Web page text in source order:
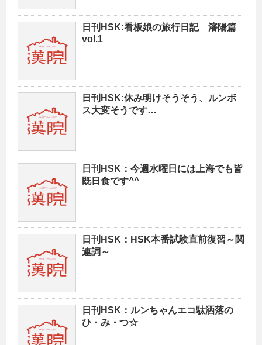
日刊HSK:看板娘の旅行日記 瀋陽篇
vol.1
日刊HSK:休み明けそうそう、ルンボ
ス大変そうです…
日刊HSK：今週水曜日には上海でも皆
既日食です^^
日刊HSK：HSK本番試験直前復習～関
連詞～
日刊HSK：ルンちゃんエコ駄洒落の
ひ・み・つ☆